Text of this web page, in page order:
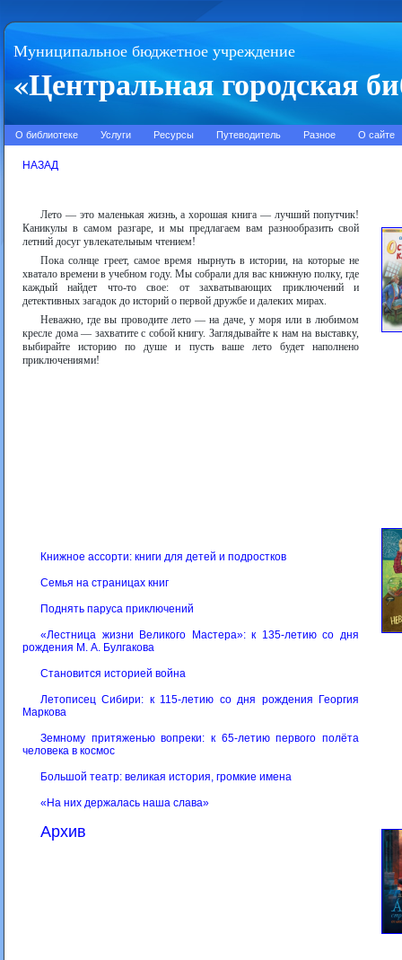
Муниципальное бюджетное учреждение
«Центральная городская
О библиотеке Услуги Ресурсы Путеводитель Разное О сайте
НАЗАД
Лето — это маленькая жизнь, а хорошая книга — лучший попутчик!
Каникулы в самом разгаре, и мы предлагаем вам разнообразить свой
летний досуг увлекательным чтением!
Пока солнце греет, самое время нырнуть в истории, на которые не
хватало времени в учебном году. Мы собрали для вас книжную полку, где
каждый найдет что-то свое: от захватывающих приключений и
детективных загадок до историй о первой дружбе и далеких мирах.
Неважно, где вы проводите лето — на даче, у моря или в любимом
кресле дома — захватите с собой книгу. Заглядывайте к нам на выставку,
выбирайте историю по душе и пусть ваше лето будет наполнено
приключениями!
Книжное ассорти: книги для детей и подростков
Семья на страницах книг
Поднять паруса приключений
«Лестница жизни Великого Мастера»: к 135-летию со дня
рождения М. А. Булгакова
Становится историей война
Летописец Сибири: к 115-летию со дня рождения Георгия
Маркова
Земному притяженью вопреки: к 65-летию первого полёта
человека в космос
Большой театр: великая история, громкие имена
«На них держалась наша слава»
Архив